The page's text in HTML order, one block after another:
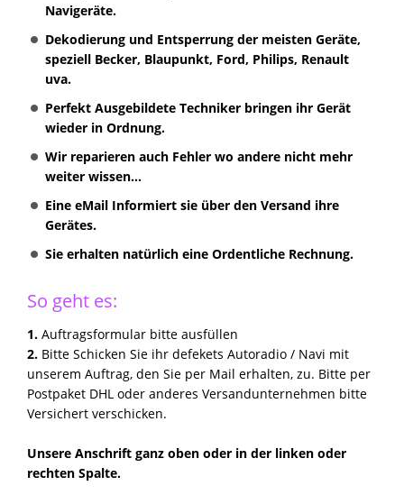
Navigeräte.
Dekodierung und Entsperrung der meisten Geräte,
speziell Becker, Blaupunkt, Ford, Philips, Renault
uva.
Perfekt Ausgebildete Techniker bringen ihr Gerät
wieder in Ordnung.
Wir reparieren auch Fehler wo andere nicht mehr
weiter wissen...
Eine eMail Informiert sie über den Versand ihre
Gerätes.
Sie erhalten natürlich eine Ordentliche Rechnung.
So geht es:
1. Auftragsformular bitte ausfüllen
2. Bitte Schicken Sie ihr defekets Autoradio / Navi mit
unserem Auftrag, den Sie per Mail erhalten, zu. Bitte per
Postpaket DHL oder anderes Versandunternehmen bitte
Versichert verschicken.
Unsere Anschrift ganz oben oder in der linken oder
rechten Spalte.